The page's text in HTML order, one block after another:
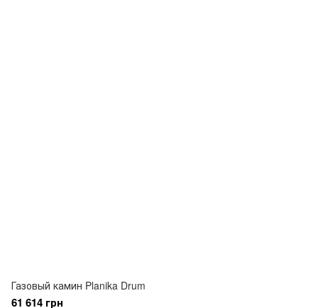
Газовый камин Planika Drum
61 614 грн